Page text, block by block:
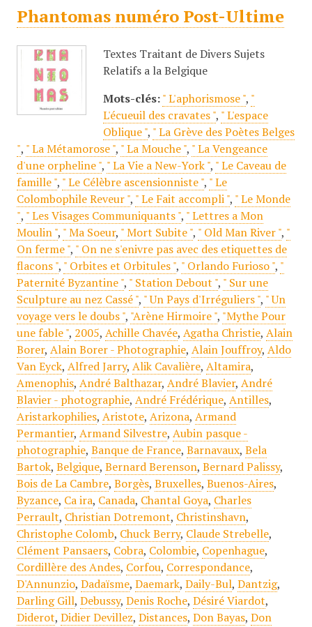
Phantomas numéro Post-Ultime
Textes Traitant de Divers Sujets
Relatifs a la Belgique
Mots-clés: " L'aphorismose ", "
L'écueuil des cravates ", " L'espace
Oblique ", " La Grève des Poètes Belges
", " La Métamorose ", " La Mouche ", " La Vengeance
d'une orpheline ", " La Vie a New-York ", " Le Caveau de
famille ", " Le Célèbre ascensionniste ", " Le
Colombophile Reveur ", " Le Fait accompli ", " Le Monde
", " Les Visages Communiquants ", " Lettres a Mon
Moulin ", " Ma Soeur, " Mort Subite ", " Old Man River ", "
On ferme ", " On ne s'enivre pas avec des etiquettes de
flacons ", " Orbites et Orbitules ", " Orlando Furioso ", "
Paternité Byzantine ", " Station Debout ", " Sur une
Sculpture au nez Cassé ", " Un Pays d'Irréguliers ", " Un
voyage vers le doubs ", "Arène Hirmoire ", "Mythe Pour
une fable ", 2005, Achille Chavée, Agatha Christie, Alain
Borer, Alain Borer - Photographie, Alain Jouffroy, Aldo
Van Eyck, Alfred Jarry, Alik Cavalière, Altamira,
Amenophis, André Balthazar, André Blavier, André
Blavier - photographie, André Frédérique, Antilles,
Aristarkophilies, Aristote, Arizona, Armand
Permantier, Armand Silvestre, Aubin pasque -
photographie, Banque de France, Barnavaux, Bela
Bartok, Belgique, Bernard Berenson, Bernard Palissy,
Bois de La Cambre, Borgès, Bruxelles, Buenos-Aires,
Byzance, Ca ira, Canada, Chantal Goya, Charles
Perrault, Christian Dotremont, Christinshavn,
Christophe Colomb, Chuck Berry, Claude Strebelle,
Clément Pansaers, Cobra, Colombie, Copenhague,
Cordillère des Andes, Corfou, Correspondance,
D'Annunzio, Dadaïsme, Daemark, Daily-Bul, Dantzig,
Darling Gill, Debussy, Denis Roche, Désiré Viardot,
Diderot, Didier Devillez, Distances, Don Bayas, Don